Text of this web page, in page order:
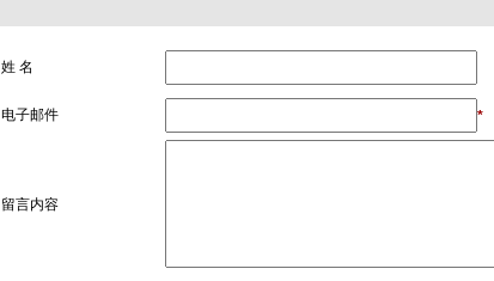
姓 名
电子邮件 *
留言内容